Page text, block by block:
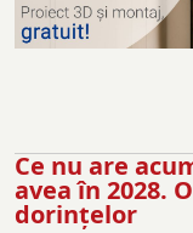
Ce nu are
avea în 2028.
dorinţelor